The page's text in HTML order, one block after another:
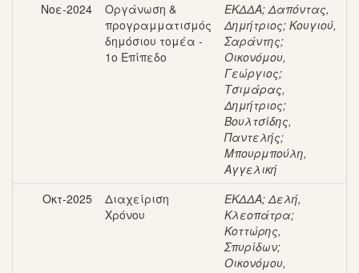
Νοε-2024
Οργάνωση &
προγραμματισμός
δημόσιου τομέα -
1ο Επίπεδο
ΕΚΔΔΑ;Δαπόντας,
Δημήτριος; Κουγιού,
Σαράντης;
Οικονόμου,
Γεώργιος;
Τσιμάρας,
Δημήτριος;
Βουλτσίδης,
Παντελής;
Μπουρμπούλη,
Αγγελική
Οκτ-2025
Διαχείριση
Χρόνου
ΕΚΔΔΑ;Δελή,
Κλεοπάτρα;
Κοττώρης,
Σπυρίδων;
Οικονόμου,